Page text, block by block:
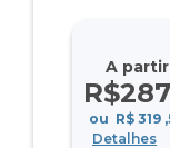
A
R$287
ou R$ 319
Detalhes